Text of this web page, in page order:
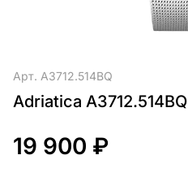
Арт. A3712.514BQ
Adriatica A3712.514BQ
19 900 ₽